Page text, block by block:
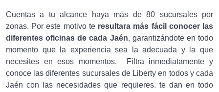
Cuentas a tu alcance haya más de 80 sucursales por
zonas. Por este motivo te resultara más fácil conocer las
diferentes oficinas de cada Jaén, garantizándote en todo
momento que la experiencia sea la adecuada y la que
necesites en esos momentos. Filtra inmediatamente y
conoce las diferentes sucursales de Liberty en todos y cada
Jaén con las necesidades que requieres. te dan en todo